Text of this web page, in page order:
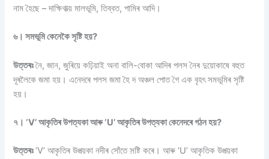
নাম হৈছে – দাক্ষিণাত্য় মালভূমি, তিব্বত, পামিৰ আদি।
৬। সমভূমি কেনেকৈ সৃষ্টি হয়?
উত্তৰঃনৈ, জান, জুৰিয়ে কঢ়িয়াই অনা বালি-বোকা আদিৰ পলস নৈৰ দুয়োকাষে বহুত
দূৰলৈকে জমা হয়। এনেদৰে পলস জমা হৈ দ অঞ্চল পোত গৈ এক বৃহৎ সমভূমিৰ সৃষ্টি
হয়।
৭। ‘V’ আকৃতিৰ উপত্যকা আৰু ‘U’ আকৃতিৰ উপত্যকা কেনেদৰে গঠন হয়?
উত্তৰঃ‘V’ আকৃতিৰ উপত্য়কা নদীৰ সোঁতে স়ষ্টি কৰে। আৰু ‘U’ আকৃতিক উপত্য়কা